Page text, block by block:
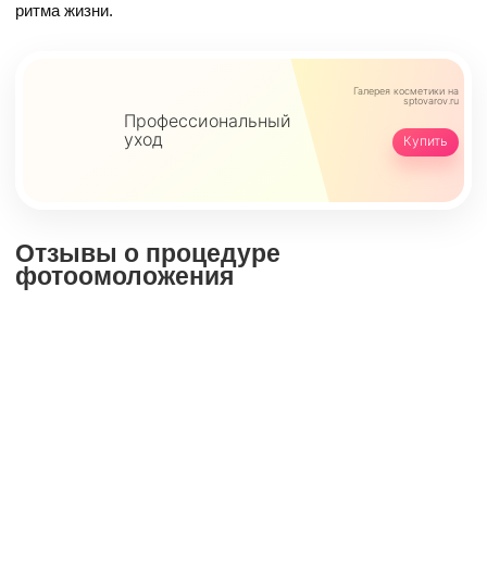
ритма жизни.
Профессиональный
уход
Галерея косметики на
sptovarov.ru
Купить
Отзывы о процедуре
фотоомоложения